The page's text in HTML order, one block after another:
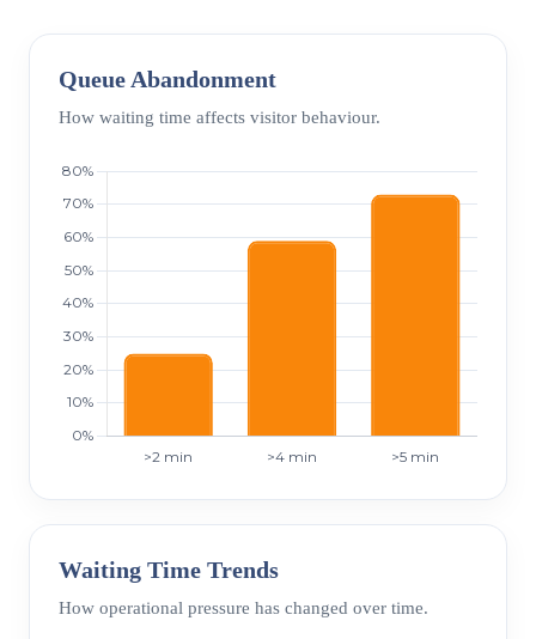
Queue Abandonment
How waiting time affects visitor behaviour.
Waiting Time Trends
How operational pressure has changed over time.